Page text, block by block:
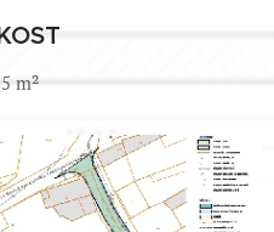
m²